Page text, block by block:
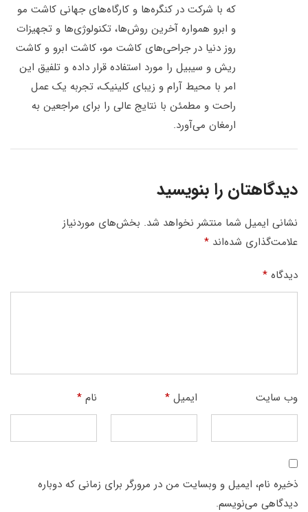
که با شرکت در کنگره‌ها و کارگاه‌های جهانی کاشت مو
و ابرو همواره آخرین روش‌ها، تکنولوژی‌ها و تجهیزات
روز دنیا در جراحی‌های کاشت مو، کاشت ابرو و کاشت
ریش و سیبیل را مورد استفاده قرار داده و تلفیق این
امر با محیط آرام و زیبای کلینیک، تجربه یک عمل
راحت و مطمئن با نتایج عالی را برای مراجعین به
ارمغان می‌آورد.
دیدگاهتان را بنویسید
نشانی ایمیل شما منتشر نخواهد شد. بخش‌های موردنیاز
علامت‌گذاری شده‌اند *
دیدگاه *
نام* ایمیل* وب‌ سایت
ذخیره نام، ایمیل و وبسایت من در مرورگر برای زمانی که دوباره
دیدگاهی می‌نویسم.